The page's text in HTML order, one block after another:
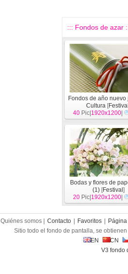
::: Fondos de azar
Fondos de año nuevo
Cultura [
40 Pic| 1920x1200
Bodas y flores de
(1) [Festival ]
20 Pic| 1920x1200
Quiénes somos | Contacto Favoritos
Sitio todo el fondo de pantalla, se
EN
CN
V3 fondo